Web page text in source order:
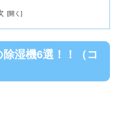
湿機6選！！（コ